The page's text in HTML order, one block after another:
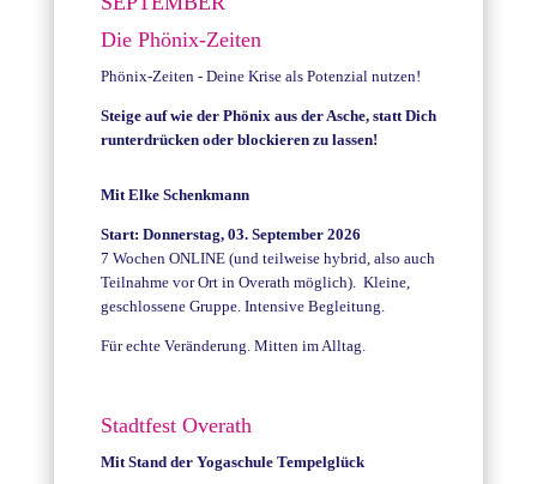
Die Phönix-Zeiten
Phönix-Zeiten - Deine Krise als Potenzial nutzen!
Steige auf wie der Phönix aus der Asche, statt Dich
runterdrücken oder blockieren zu lassen!
Mit Elke Schenkmann
Start: Donnerstag, 03. September 2026
7 Wochen ONLINE (und teilweise hybrid, also auch
Teilnahme vor Ort in Overath möglich). Kleine,
geschlossene Gruppe. Intensive Begleitung.
Für echte Veränderung. Mitten im Alltag.
Stadtfest Overath
Mit Stand der Yogaschule Tempelglück